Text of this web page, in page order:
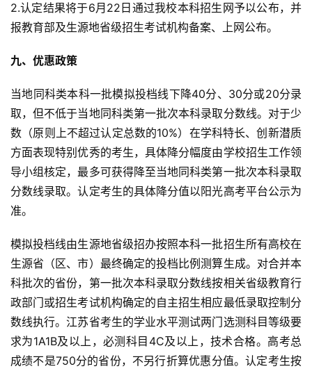
2.认定结果将于6月22日通过我校本科招生网予以公布，并
报教育部及生源地省级招生考试机构备案、上网公布。
九、优惠政策
当地同科类本科一批模拟投档线下降40分、30分或20分录
取，但不低于当地同科类第一批次本科录取分数线。对于少
数（原则上不超过认定总数的10%）在学科特长、创新潜质
方面表现特别优秀的考生，具体降分幅度由学校招生工作领
导小组核定，最多可获得降至当地同科类第一批次本科录取
分数线录取。认定考生的具体降分值以阳光高考平台公示为
准。
模拟投档线由生源地省级招办按照本科一批招生所有高校在
生源省（区、市）最终确定的投档比例测算生成。对合并本
科批次的省份，第一批次本科录取分数线按相关省级教育行
政部门或招生考试机构确定的自主招生相应最低录取控制分
数线执行。江苏省考生的学业水平测试两门选测科目等级要
求为1A1B及以上，必测科目4C及以上，技术合格。高考总
成绩不是750分的省份，不另行折算优惠分值。认定考生按